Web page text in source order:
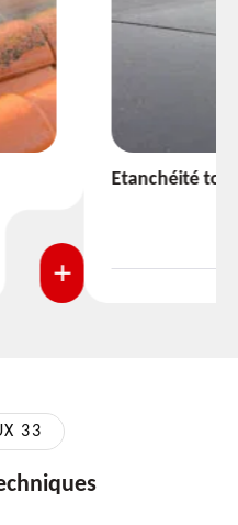
VOIR PLUS
33